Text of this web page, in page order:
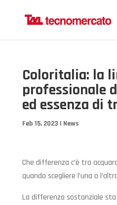
Coloritalia: la
professionale
ed essenza di
Feb 15, 2023 | News
Che differenza c’è tra
quando scegliere l’una o
La differenza sostanziale